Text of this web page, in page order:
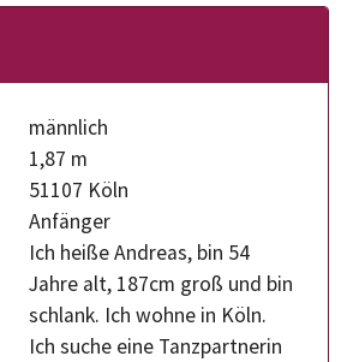
männlich
1,87 m
51107 Köln
Anfänger
Ich heiße Andreas, bin 54
Jahre alt, 187cm groß und bin
schlank. Ich wohne in Köln.
Ich suche eine Tanzpartnerin